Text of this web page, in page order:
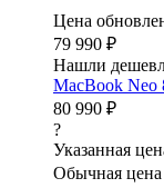
Цена
79 990 ₽
Нашли
MacBook Neo
80 990 ₽
?
Указанная
Обычная цена